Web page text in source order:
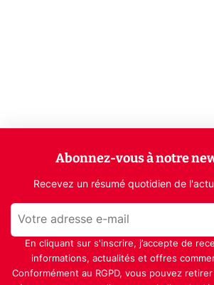
Abonnez-vous à notre
Recevez un résumé quotidien de
En cliquant sur s'inscrire, j’accepte de
informations, actualités et offres
Conformément au RGPD, vous pouvez